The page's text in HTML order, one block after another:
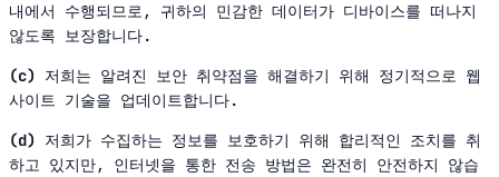
내에서 수행되므로, 귀하의 민감한 데이터가 디바이스를 떠나지
않도록 보장합니다.
(c)
저희는 알려진 보안 취약점을 해결하기 위해 정기적으로 웹
사이트 기술을 업데이트합니다.
(d)
저희가 수집하는 정보를 보호하기 위해 합리적인 조치를 취
하고 있지만, 인터넷을 통한 전송 방법은 완전히 안전하지 않습